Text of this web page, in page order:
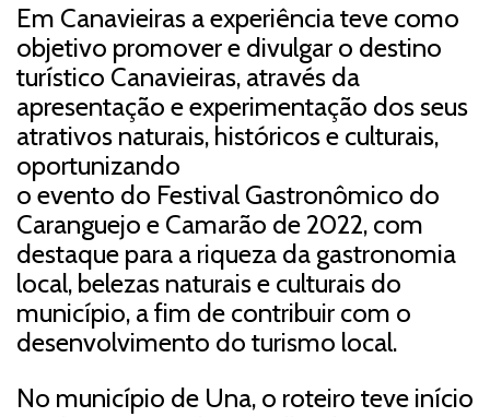
Em Canavieiras a experiência teve como
objetivo promover e divulgar o destino
turístico Canavieiras, através da
apresentação e experimentação dos seus
atrativos naturais, históricos e culturais,
oportunizando
o evento do Festival Gastronômico do
Caranguejo e Camarão de 2022, com
destaque para a riqueza da gastronomia
local, belezas naturais e culturais do
município, a fim de contribuir com o
desenvolvimento do turismo local.
No município de Una, o roteiro teve início